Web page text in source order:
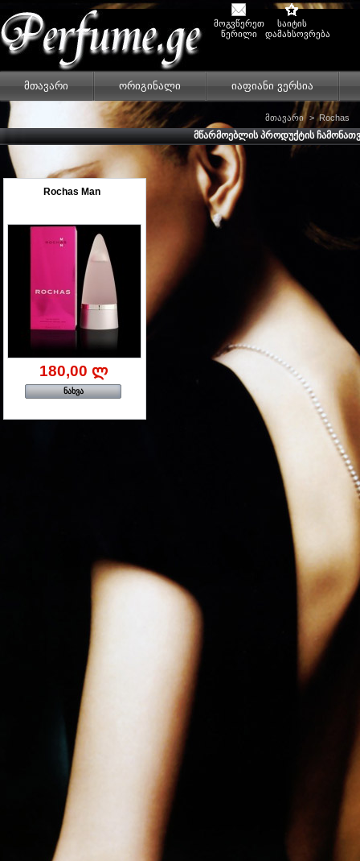
მოგვწერეთ
წერილი
საიტის
დამახსოვრება
მთავარი ორიგინალი იაფიანი ვერსია
მთავარი > Rochas
ᲛᲬᲐᲠᲛᲝᲔᲑᲚᲘᲡ ᲞᲠᲝᲓᲣᲥᲢᲘᲡ
Rochas Man
180,00 ლ
ნახვა